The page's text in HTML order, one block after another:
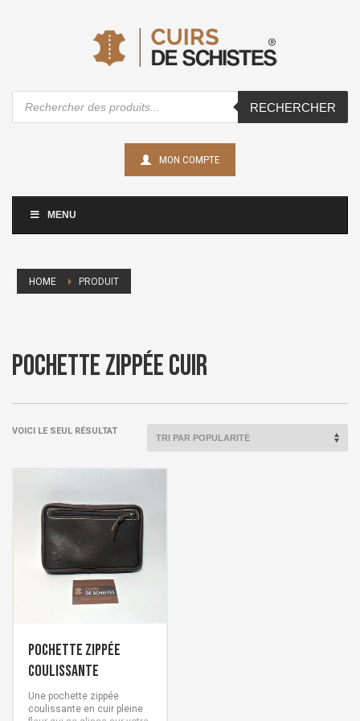
Recherche
de
produits
RECHERCHER
MON COMPTE
MENU
HOME PRODUIT
Pochette zippée cuir
VOICI LE SEUL RÉSULTAT
Pochette zippée
coulissante
Une pochette zippée
coulissante en cuir pleine